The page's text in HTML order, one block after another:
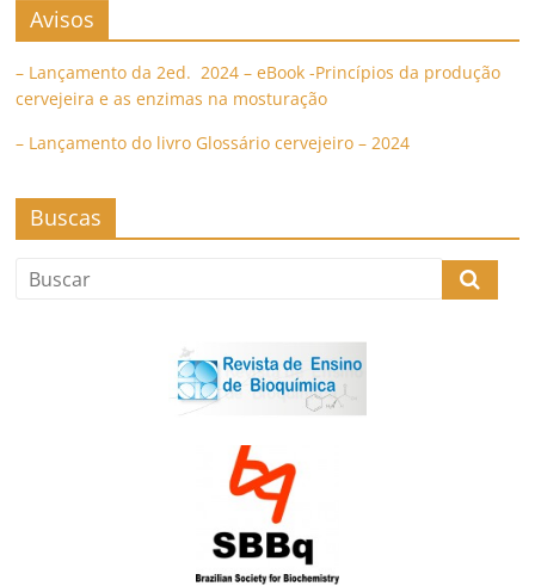
Avisos
– Lançamento da 2ed. 2024 – eBook -Princípios da produção
cervejeira e as enzimas na mosturação
– Lançamento do livro Glossário cervejeiro – 2024
Buscas